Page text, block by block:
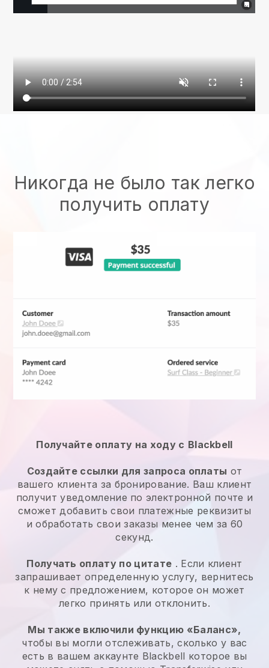
Никогда не было так легко
получить оплату
Получайте оплату на ходу с Blackbell
Создайте ссылки для запроса оплаты от
вашего клиента за бронирование. Ваш клиент
получит уведомление по электронной почте и
сможет добавить свои платежные реквизиты
и обработать свои заказы менее чем за 60
секунд.
Получать оплату по цитате . Если клиент
запрашивает определенную услугу, вернитесь
к нему с предложением, которое он может
легко принять или отклонить.
Мы также включили функцию «Баланс»,
чтобы вы могли отслеживать, сколько у вас
есть в вашем аккаунте Blackbell которое вы